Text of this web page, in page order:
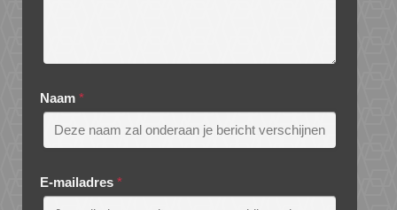
Naam *
E-mailadres *